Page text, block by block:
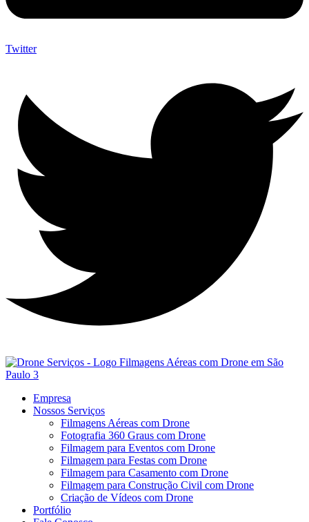
Twitter
Empresa
Nossos Serviços
Filmagens Aéreas com Drone
Fotografia 360 Graus com Drone
Filmagem para Eventos com Drone
Filmagem para Festas com Drone
Filmagem para Casamento com Drone
Filmagem para Construção Civil com Drone
Criação de Vídeos com Drone
Portfólio